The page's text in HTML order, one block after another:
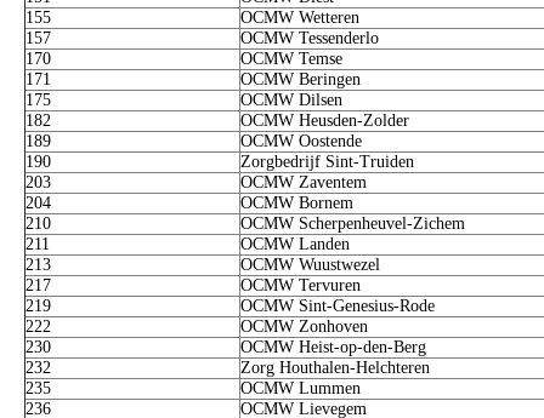
155
OCMW Wetteren
157
OCMW Tessenderlo
170
OCMW Temse
171
OCMW Beringen
175
OCMW Dilsen
182
OCMW Heusden-Zolder
189
OCMW Oostende
190
Zorgbedrijf Sint-Truiden
203
OCMW Zaventem
204
OCMW Bornem
210
OCMW Scherpenheuvel-Zichem
211
OCMW Landen
213
OCMW Wuustwezel
217
OCMW Tervuren
219
OCMW Sint-Genesius-Rode
222
OCMW Zonhoven
230
OCMW Heist-op-den-Berg
232
Zorg Houthalen-Helchteren
235
OCMW Lummen
236
OCMW Lievegem